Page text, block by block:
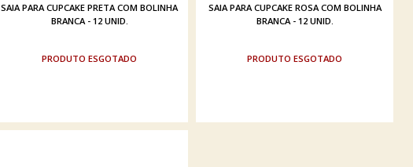
SAIA PARA CUPCAKE PRETA COM BOLINHA
BRANCA - 12 UNID.
ESGOTADO
SAIA PARA CUPCAKE ROSA COM BOLINHA
BRANCA - 12 UNID.
ESGOTADO